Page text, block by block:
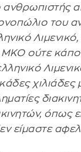
ανθρωπιστής
του
ούτε
όπως
είμαστε